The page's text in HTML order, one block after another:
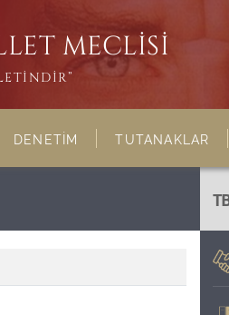
MECLİSİ
DENETİM TUTANAKLAR